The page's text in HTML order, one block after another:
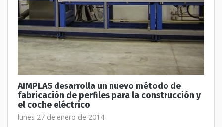
AIMPLAS desarrolla un nuevo método de
fabricación de perfiles para la construcción y
el coche eléctrico
lunes 27 de enero de 2014